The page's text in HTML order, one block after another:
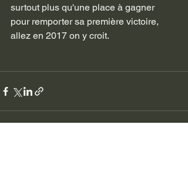
surtout plus qu'une place à gagner
pour remporter sa première victoire,
allez en 2017 on y croit.